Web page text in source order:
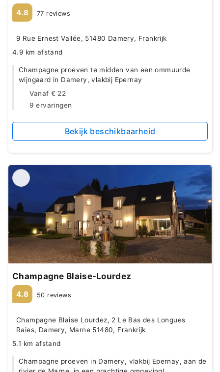
4.8 77 reviews
9 Rue Ernest Vallée, 51480 Damery, Frankrijk
4.9 km afstand
Champagne proeven te midden van een ommuurde
wijngaard in Damery, vlakbij Epernay
Vanaf € 22
9 ervaringen
Bekijk beschikbaarheid
Champagne Blaise-Lourdez
4.8 50 reviews
Champagne Blaise Lourdez, 2 Le Bas des Longues
Raies, Damery, Marne 51480, Frankrijk
5.1 km afstand
Champagne proeven in Damery, vlakbij Epernay, aan de